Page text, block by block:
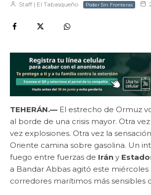
Staff | El Tabasqueño Poder Sin Fronteras
TEHERÁN.— El estrecho de Ormuz
al borde de una crisis mayor. Otra
vez explosiones. Otra vez la
Oriente camina sobre gasolina. Un
fuego entre fuerzas de Irán y
a Bandar Abbas agitó este miércoles
corredores marítimos más sensibles